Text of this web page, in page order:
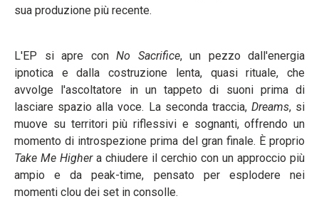
sua produzione più recente.
L'EP si apre con No Sacrifice, un pezzo dall'energia
ipnotica e dalla costruzione lenta, quasi rituale, che
avvolge l'ascoltatore in un tappeto di suoni prima di
lasciare spazio alla voce. La seconda traccia, Dreams, si
muove su territori più riflessivi e sognanti, offrendo un
momento di introspezione prima del gran finale. È proprio
Take Me Highera chiudere il cerchio con un approccio più
ampio e da peak-time, pensato per esplodere nei
momenti clou dei set in consolle.